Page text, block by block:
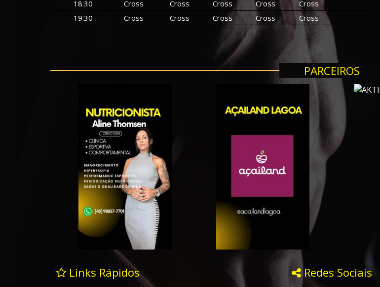
18:30
Cross Cross Cross Cross
Cross
19:30
Cross Cross Cross Cross Cross
PARCEIROS
Links Rápidos Redes Sociais